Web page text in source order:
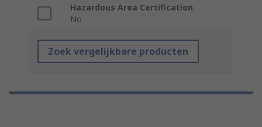
Hazardous Area Certification
No
Zoek vergelijkbare producten